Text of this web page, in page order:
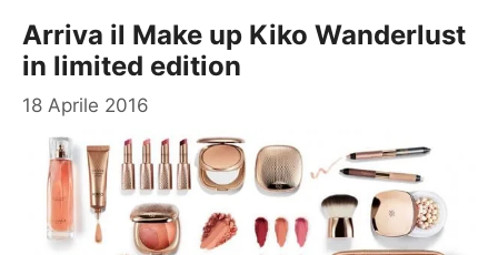
Arriva il Make up Kiko Wanderlust
in limited edition
18 Aprile 2016